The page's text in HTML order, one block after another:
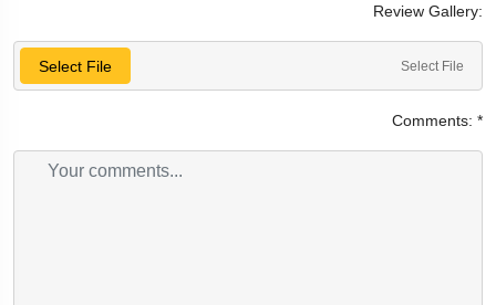
Review Gallery:
Select File Select File
Comments: *